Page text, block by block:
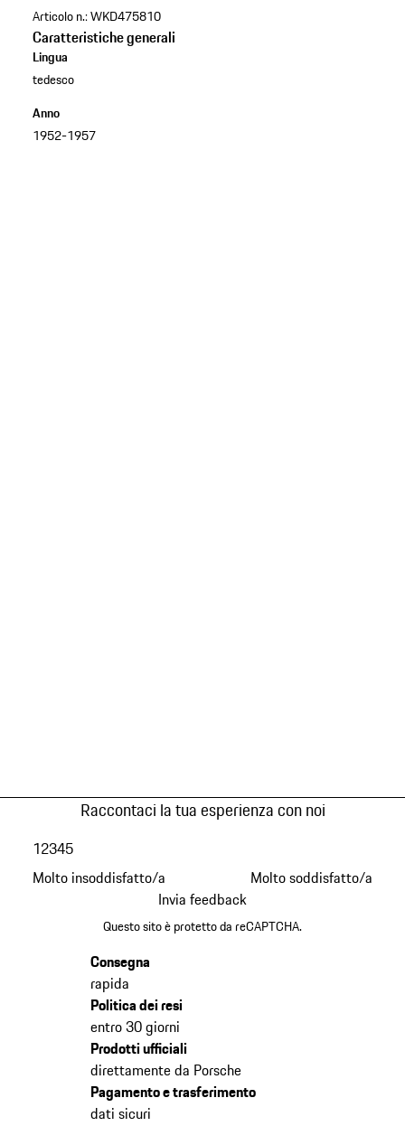
Articolo n.:WKD475810
Caratteristiche generali
Lingua
tedesco
Anno
1952-1957
Raccontaci la tua esperienza con noi
Molto insoddisfatto/a
12345
Molto soddisfatto/a
Invia feedback
Questo sito è protetto da reCAPTCHA.
Consegna
rapida
Politica dei resi
entro 30 giorni
Prodotti ufficiali
direttamente da Porsche
Pagamento e trasferimento
dati sicuri